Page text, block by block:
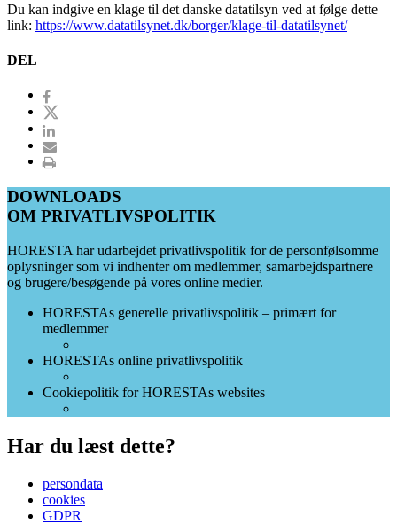
Du kan indgive en klage til det danske datatilsyn ved at følge dette
link: https://www.datatilsynet.dk/borger/klage-til-datatilsynet/
DEL
DOWNLOADS
OM PRIVATLIVSPOLITIK
HORESTA har udarbejdet privatlivspolitik for de personfølsomme
oplysninger som vi indhenter om medlemmer, samarbejdspartnere
og brugere/besøgende på vores online medier.
HORESTAs generelle privatlivspolitik – primært for
medlemmer
HORESTAs online privatlivspolitik
Cookiepolitik for HORESTAs websites
Har du læst dette?
persondata
cookies
GDPR